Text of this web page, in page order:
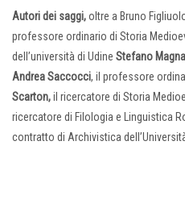
Autori dei saggi,oltre a Bruno
professore ordinario di Storia
dell’università di Udine Stefano
Andrea Saccocci, il professore
Scarton,il ricercatore di Storia
ricercatore di Filologia e Linguistica
contratto di Archivistica